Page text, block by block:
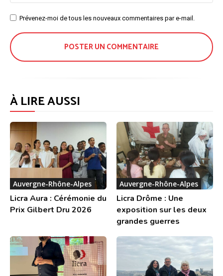
SitePrévenez-moi de tous les nouveaux commentaires par e-mail.
À LIRE AUSSI
Auvergne-Rhône-Alpes
Licra Aura : Cérémonie du
Prix Gilbert Dru 2026
Auvergne-Rhône-Alpes
Licra Drôme : Une
exposition sur les deux
grandes guerres